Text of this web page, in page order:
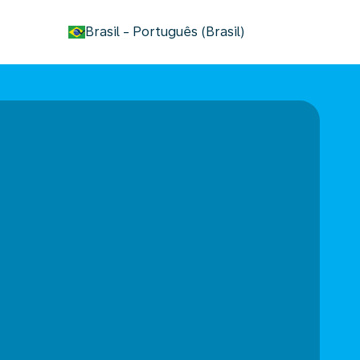
Brasil - Português (Brasil)
keyboard_arrow_down